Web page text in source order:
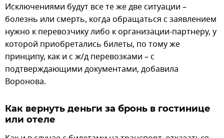
Исключениями будут все те же две ситуации –
болезнь или смерть, когда обращаться с заявлением
нужно к перевозчику либо к организации-партнеру, у
которой приобретались билеты, по тому же
принципу, как и с ж/д перевозками – с
подтверждающими документами, добавила
Воронова.
Как вернуть деньги за бронь в гостинице
или отеле